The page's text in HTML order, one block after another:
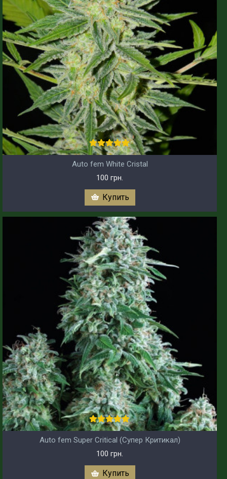
Auto fem White Cristal
100 грн.
Купить
Auto fem Super Critical (Супер Критикал)
100 грн.
Купить